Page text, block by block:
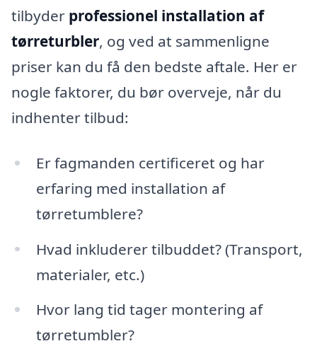
tilbyder professionel installation af
tørreturbler, og ved at sammenligne
priser kan du få den bedste aftale. Her er
nogle faktorer, du bør overveje, når du
indhenter tilbud:
Er fagmanden certificeret og har
erfaring med installation af
tørretumblere?
Hvad inkluderer tilbuddet? (Transport,
materialer, etc.)
Hvor lang tid tager montering af
tørretumbler?